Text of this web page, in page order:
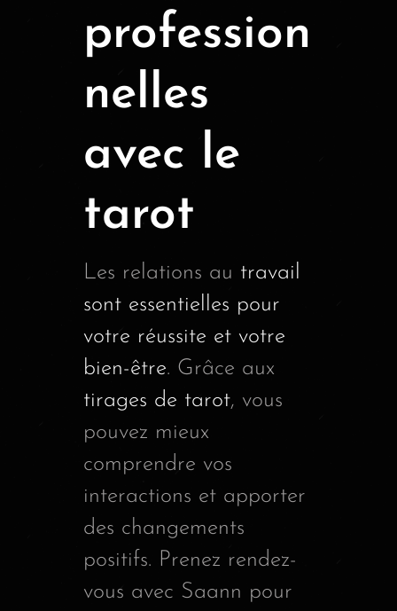
profession
nelles
avec le
tarot
Les relations au travail
sont essentielles pour
votre réussite et votre
bien-être. Grâce aux
tirages de tarot, vous
pouvez mieux
comprendre vos
interactions et apporter
des changements
positifs. Prenez rendez-
vous avec Saann pour